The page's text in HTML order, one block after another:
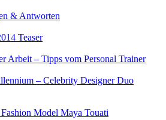
& Antworten
Teaser
Arbeit – Tipps vom Personal Trainer
– Celebrity Designer Duo
Model Maya Touati